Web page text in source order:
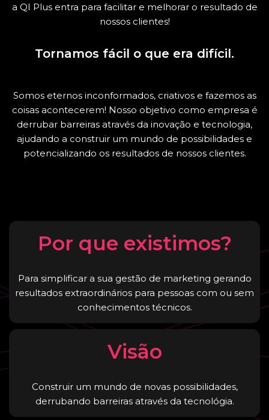
a QI Plus entra para facilitar e melhorar o resultado de
nossos clientes!
Tornamos fácil o que era difícil.
Somos eternos inconformados, criativos e fazemos as
coisas acontecerem! Nosso objetivo como empresa é
derrubar barreiras através da inovação e tecnologia,
ajudando a construir um mundo de possibilidades e
potencializando os resultados de nossos clientes.
Por que existimos?
Para simplificar a sua gestão de marketing gerando
resultados extraordinários para pessoas com ou sem
conhecimentos técnicos.
Visão
Construir um mundo de novas possibilidades,
derrubando barreiras através da tecnológia.